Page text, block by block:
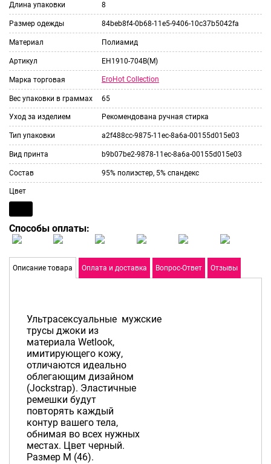
Длина упаковки 8
Размер одежды 84beb8f4-0b68-11e5-9406-10c37b5042fa
Материал Полиамид
Артикул EH1910-704B(M)
Марка торговая EroHot Collection
Вес упаковки в граммах 65
Уход за изделием Рекомендована ручная стирка
Тип упаковки a2f488cc-9875-11ec-8a6a-00155d015e03
Вид принта b9b07be2-9878-11ec-8a6a-00155d015e03
Состав 95% полиэстер, 5% спандекс
Цвет
Способы оплаты:
Описание товара Оплата и доставка Вопрос-Ответ Отзывы
Ультрасексуальные мужские
трусы джоки из
материала Wetlook,
имитирующего кожу,
отличаются идеально
облегающим дизайном
(Jockstrap). Эластичные
ремешки будут
повторять каждый
контур вашего тела,
обнимая во всех нужных
местах. Цвет черный.
Размер M (46).